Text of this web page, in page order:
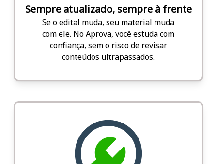
Sempre atualizado, sempre à frente
Se o edital muda, seu material muda
com ele. No Aprova, você estuda com
confiança, sem o risco de revisar
conteúdos ultrapassados.